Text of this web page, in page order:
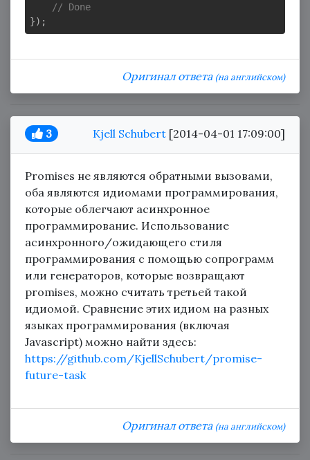
// Done
Оригинал ответа (на английском)
3 Kjell Schubert [2014-04-01 17:09:00]
Promises не являются обратными вызовами,
оба являются идиомами программирования,
которые облегчают асинхронное
программирование. Использование
асинхронного/ожидающего стиля
программирования с помощью сопрограмм
или генераторов, которые возвращают
promises, можно считать третьей такой
идиомой. Сравнение этих идиом на разных
языках программирования (включая
Javascript) можно найти здесь:
https://github.com/KjellSchubert/promise-
future-task
Оригинал ответа (на английском)